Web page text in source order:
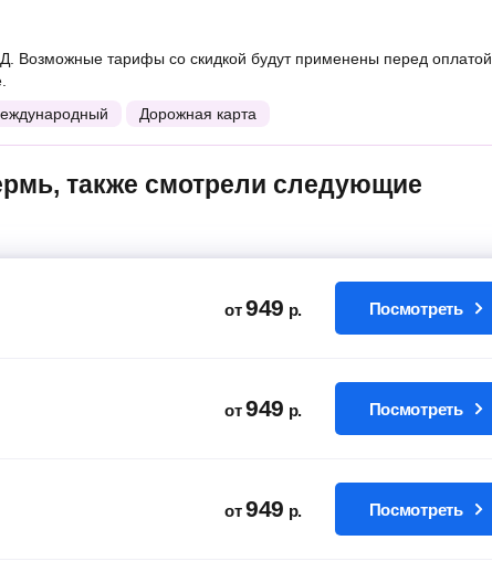
тарифы со скидкой будут применены перед оплатой
Дорожная карта
от949 р. Посмотреть
от949 р. Посмотреть
от949 р. Посмотреть